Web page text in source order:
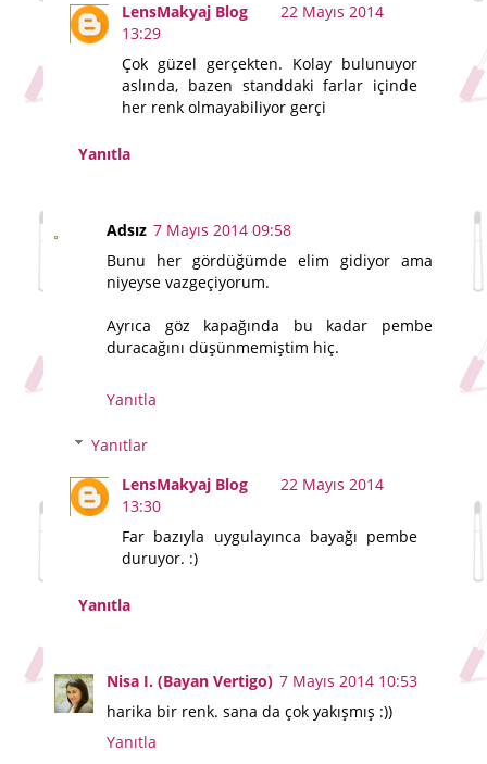
LensMakyaj Blog
22 Mayıs 2014
13:29
Çok güzel gerçekten. Kolay bulunuyor
aslında, bazen standdaki farlar içinde
her renk olmayabiliyor gerçi
Yanıtla
Adsız 7 Mayıs 2014 09:58
Bunu her gördüğümde elim gidiyor ama
niyeyse vazgeçiyorum.
Ayrıca göz kapağında bu kadar pembe
duracağını düşünmemiştim hiç.
Yanıtla
Yanıtlar
LensMakyaj Blog
22 Mayıs 2014
13:30
Far bazıyla uygulayınca bayağı pembe
duruyor. :)
Yanıtla
Nisa I. (Bayan Vertigo) 7 Mayıs 2014 10:53
harika bir renk. sana da çok yakışmış :))
Yanıtla